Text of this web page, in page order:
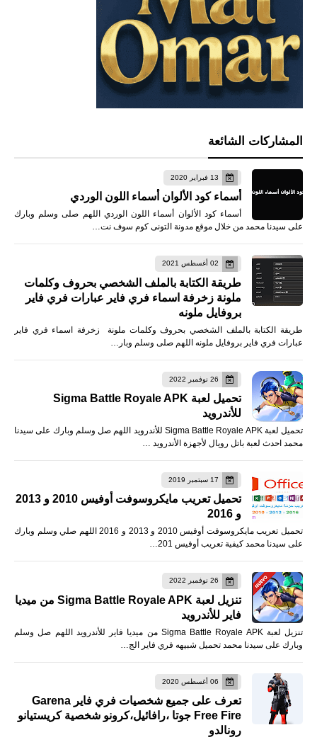
المشاركات الشائعة
13 فبراير 2020
أسماء كود الألوان أسماء اللون الوردي
أسماء كود الألوان أسماء اللون الوردي اللهم صلى وسلم وبارك
على سيدنا محمد من خلال موقع مدونة التونى كوم سوف نت…
02 أغسطس 2021
طريقة الكتابة بالملف الشخصي بحروف وكلمات
ملونة زخرفة اسماء فري فاير عبارات فري فاير
بروفايل ملونه
طريقة الكتابة بالملف الشخصي بحروف وكلمات ملونة زخرفة اسماء فري فاير
عبارات فري فاير بروفايل ملونه اللهم صلى وسلم وبار…
26 نوفمبر 2022
تحميل لعبة Sigma Battle Royale APK
للأندرويد
تحميل لعبة Sigma Battle Royale APK للأندرويد اللهم صل وسلم وبارك على سيدنا
محمد احدث لعبة باتل رويال لأجهزة الأندرويد …
17 سبتمبر 2019
تحميل تعريب مايكروسوفت أوفيس 2010 و 2013
و 2016
تحميل تعريب مايكروسوفت أوفيس 2010 و 2013 و 2016 اللهم صلي وسلم وبارك
على سيدنا محمد كيفية تعريب أوفيس 201…
26 نوفمبر 2022
تنزيل لعبة Sigma Battle Royale APK من ميديا
فاير للأندرويد
تنزيل لعبة Sigma Battle Royale APK من ميديا فاير للأندرويد اللهم صل وسلم
وبارك على سيدنا محمد تحميل شبيهه فري فاير الج…
06 أغسطس 2020
تعرف على جميع شخصيات فري فاير Garena
Free Fire جوتا ،رافائيل،كرونو شخصية كريستيانو
رونالدو